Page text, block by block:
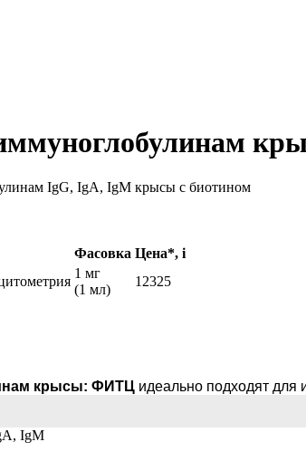
IgG, IgA, IgM крысы с биотином
Фасовка Цена*, i
1 мг
(1 мл)
12325
крысы: ФИТЦ идеально подходят
IgM